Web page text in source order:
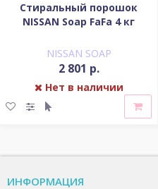
Стиральный порошок
NISSAN Soap FaFa 4 кг
NISSAN SOAP
2 801 р.
Нет в наличии
ИНФОРМАЦИЯ